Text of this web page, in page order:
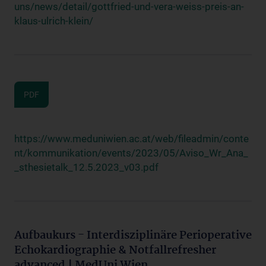
uns/news/detail/gottfried-und-vera-weiss-preis-an-
klaus-ulrich-klein/
PDF
https://www.meduniwien.ac.at/web/fileadmin/conte
nt/kommunikation/events/2023/05/Aviso_Wr_Ana_
_sthesietalk_12.5.2023_v03.pdf
Aufbaukurs - Interdisziplinäre Perioperative
Echokardiographie & Notfallrefresher